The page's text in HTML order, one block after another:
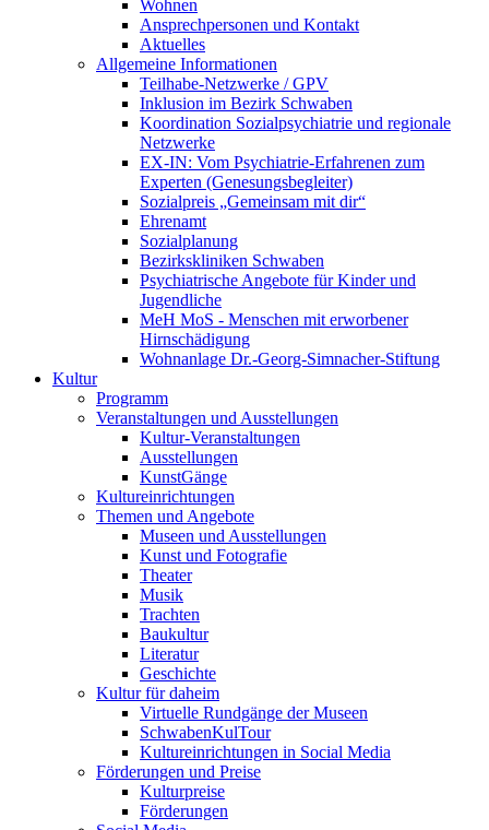
Wohnen
Ansprechpersonen und Kontakt
Aktuelles
Allgemeine Informationen
Teilhabe-Netzwerke / GPV
Inklusion im Bezirk Schwaben
Koordination Sozialpsychiatrie und regionale
Netzwerke
EX-IN: Vom Psychiatrie-Erfahrenen zum
Experten (Genesungsbegleiter)
Sozialpreis „Gemeinsam mit dir“
Ehrenamt
Sozialplanung
Bezirkskliniken Schwaben
Psychiatrische Angebote für Kinder und
Jugendliche
MeH MoS - Menschen mit erworbener
Hirnschädigung
Wohnanlage Dr.-Georg-Simnacher-Stiftung
Kultur
Programm
Veranstaltungen und Ausstellungen
Kultur-Veranstaltungen
Ausstellungen
KunstGänge
Kultureinrichtungen
Themen und Angebote
Museen und Ausstellungen
Kunst und Fotografie
Theater
Musik
Trachten
Baukultur
Literatur
Geschichte
Kultur für daheim
Virtuelle Rundgänge der Museen
SchwabenKulTour
Kultureinrichtungen in Social Media
Förderungen und Preise
Kulturpreise
Förderungen